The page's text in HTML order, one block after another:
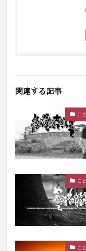
関連する記事
こ
こ
こ